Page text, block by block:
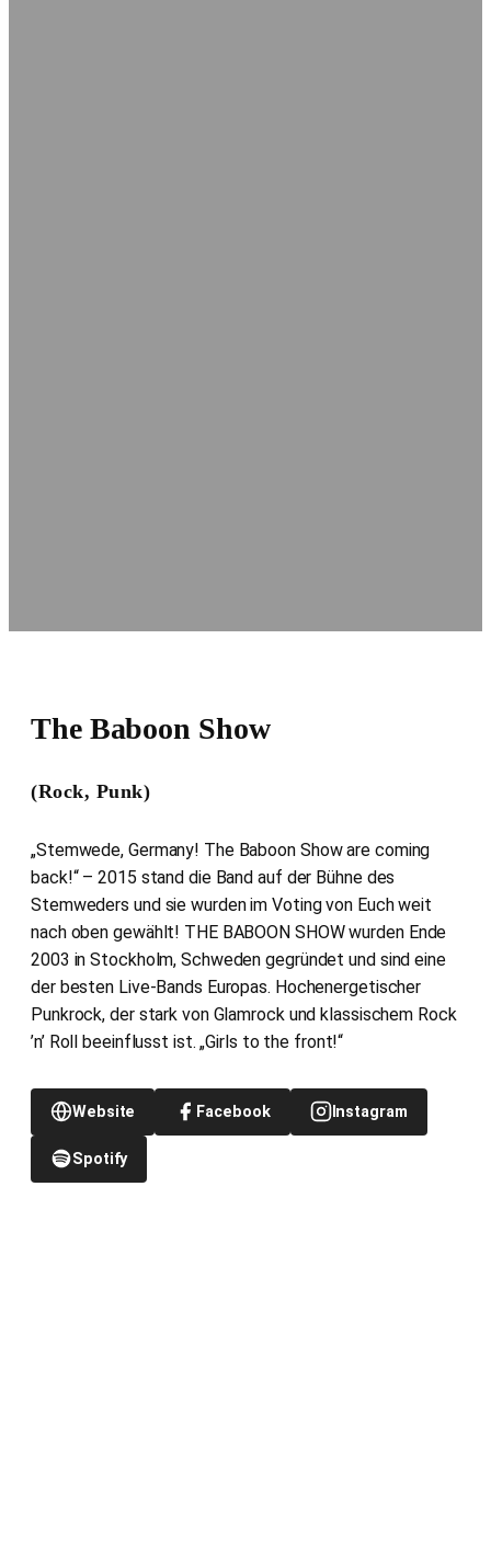
The Baboon Show
(Rock, Punk)
„Stemwede, Germany! The Baboon Show are coming
back!“ – 2015 stand die Band auf der Bühne des
Stemweders und sie wurden im Voting von Euch weit
nach oben gewählt! THE BABOON SHOW wurden Ende
2003 in Stockholm, Schweden gegründet und sind eine
der besten Live-Bands Europas. Hochenergetischer
Punkrock, der stark von Glamrock und klassischem Rock
’n’ Roll beeinflusst ist. „Girls to the front!“
Website Facebook Instagram
Spotify